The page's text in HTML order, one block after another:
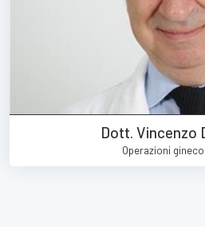
Dott. Vincenzo
Operazioni